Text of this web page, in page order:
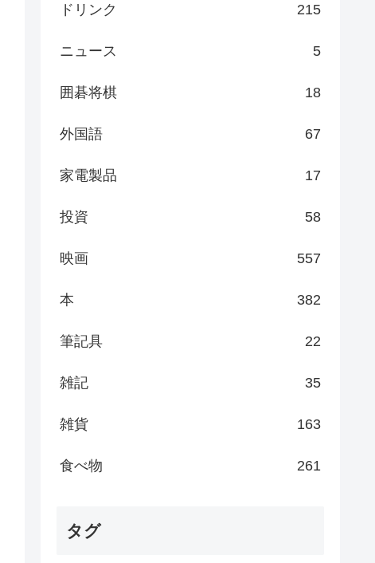
ドリンク 215
ニュース 5
囲碁将棋 18
外国語 67
家電製品 17
投資 58
映画 557
本 382
筆記具 22
雑記 35
雑貨 163
食べ物 261
タグ